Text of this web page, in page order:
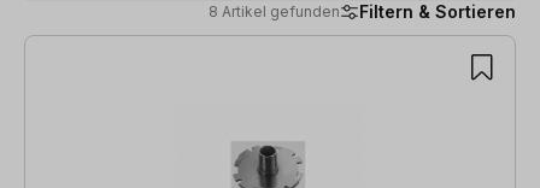
8 Artikel gefunden Filtern & Sortieren
8 Artikel gefunden